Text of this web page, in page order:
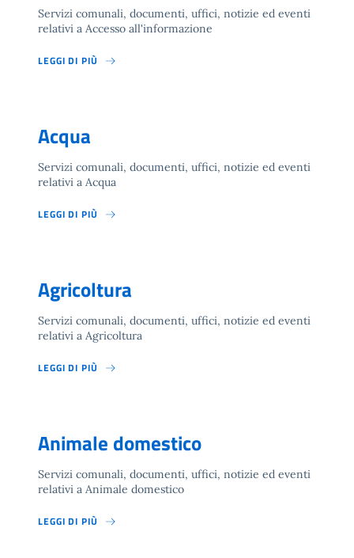
Servizi comunali, documenti, uffici, notizie ed eventi
relativi a Accesso all'informazione
LEGGI DI PIÙ
Acqua
Servizi comunali, documenti, uffici, notizie ed eventi
relativi a Acqua
LEGGI DI PIÙ
Agricoltura
Servizi comunali, documenti, uffici, notizie ed eventi
relativi a Agricoltura
LEGGI DI PIÙ
Animale domestico
Servizi comunali, documenti, uffici, notizie ed eventi
relativi a Animale domestico
LEGGI DI PIÙ